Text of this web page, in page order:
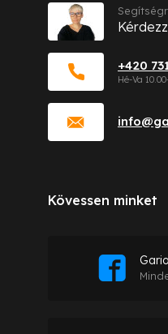
info@
+420
Kövessen minket